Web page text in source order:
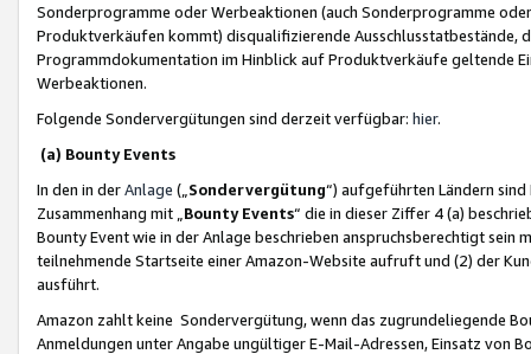
Sonderprogramme oder Werbeaktionen (auch Sonderprogramme
Produktverkäufen kommt) disqualifizierende Ausschlusstatbestände,
Programmdokumentation im Hinblick auf Produktverkäufe geltende
Werbeaktionen.
Folgende Sondervergütungen sind derzeit verfügbar: hier.
(a) Bounty Events
In den in derAnlage („ Sondervergütung“) aufgeführten Ländern
Zusammenhang mit „ Bounty Events“ die in dieser Ziffer 4 (a)
Bounty Event wie in der Anlage beschrieben anspruchsberechtigt sein
teilnehmende Startseite einer Amazon-Website aufruft und (2) der
ausführt.
Amazon zahlt keine Sondervergütung, wenn das zugrundeliegende
Anmeldungen unter Angabe ungültiger E-Mail-Adressen, Einsatz von